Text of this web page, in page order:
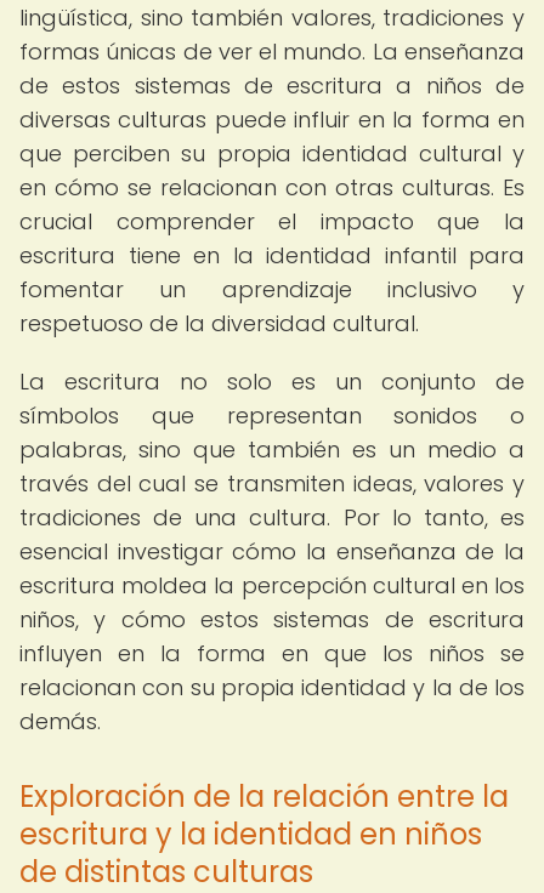
lingüística, sino también valores, tradiciones y
formas únicas de ver el mundo. La enseñanza
de estos sistemas de escritura a niños de
diversas culturas puede influir en la forma en
que perciben su propia identidad cultural y
en cómo se relacionan con otras culturas. Es
crucial comprender el impacto que la
escritura tiene en la identidad infantil para
fomentar un aprendizaje inclusivo y
respetuoso de la diversidad cultural.
La escritura no solo es un conjunto de
símbolos que representan sonidos o
palabras, sino que también es un medio a
través del cual se transmiten ideas, valores y
tradiciones de una cultura. Por lo tanto, es
esencial investigar cómo la enseñanza de la
escritura moldea la percepción cultural en los
niños, y cómo estos sistemas de escritura
influyen en la forma en que los niños se
relacionan con su propia identidad y la de los
demás.
Exploración de la relación entre la
escritura y la identidad en niños
de distintas culturas